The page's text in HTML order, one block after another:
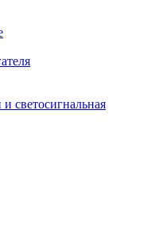
светосигнальная